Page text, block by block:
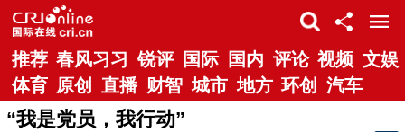
推荐 春风习习 锐评 国际 国内 评论 视频 文娱
体育 原创 直播 财智 城市 地方 环创 汽车
“我是党员，我行动”